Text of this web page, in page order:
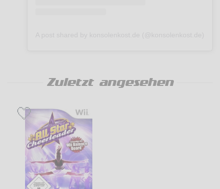
Zuletzt angesehen